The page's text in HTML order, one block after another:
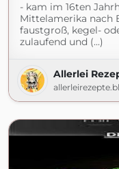
- kam im 16ten
Mittelamerika nach
faustgroß, kegel-
zulaufend und (...)
Allerlei